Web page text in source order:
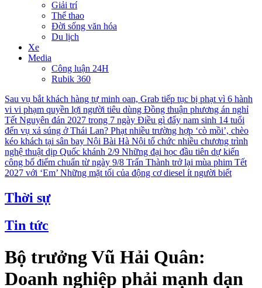
Giải trí
Thể thao
Đời sống văn hóa
Du lịch
Xe
Media
Công luận 24H
Rubik 360
Sau vụ bắt khách hàng tự minh oan, Grab tiếp tục bị phạt vì 6 hành
vi vi phạm quyền lợi người tiêu dùng Đồng thuận phương án nghỉ
Tết Nguyên đán 2027 trong 7 ngày Điều gì đẩy nam sinh 14 tuổi
đến vụ xả súng ở Thái Lan? Phạt nhiều trường hợp ‘cò mồi’, chèo
kéo khách tại sân bay Nội Bài Hà Nội tổ chức nhiều chương trình
nghệ thuật dịp Quốc khánh 2/9 Những đại học đầu tiên dự kiến
công bố điểm chuẩn từ ngày 9/8 Trấn Thành trở lại mùa phim Tết
2027 với ‘Em’ Những mặt tối của động cơ diesel ít người biết
Thời sự
Tin tức
Bộ trưởng Vũ Hải Quân:
Doanh nghiệp phải mạnh dạn